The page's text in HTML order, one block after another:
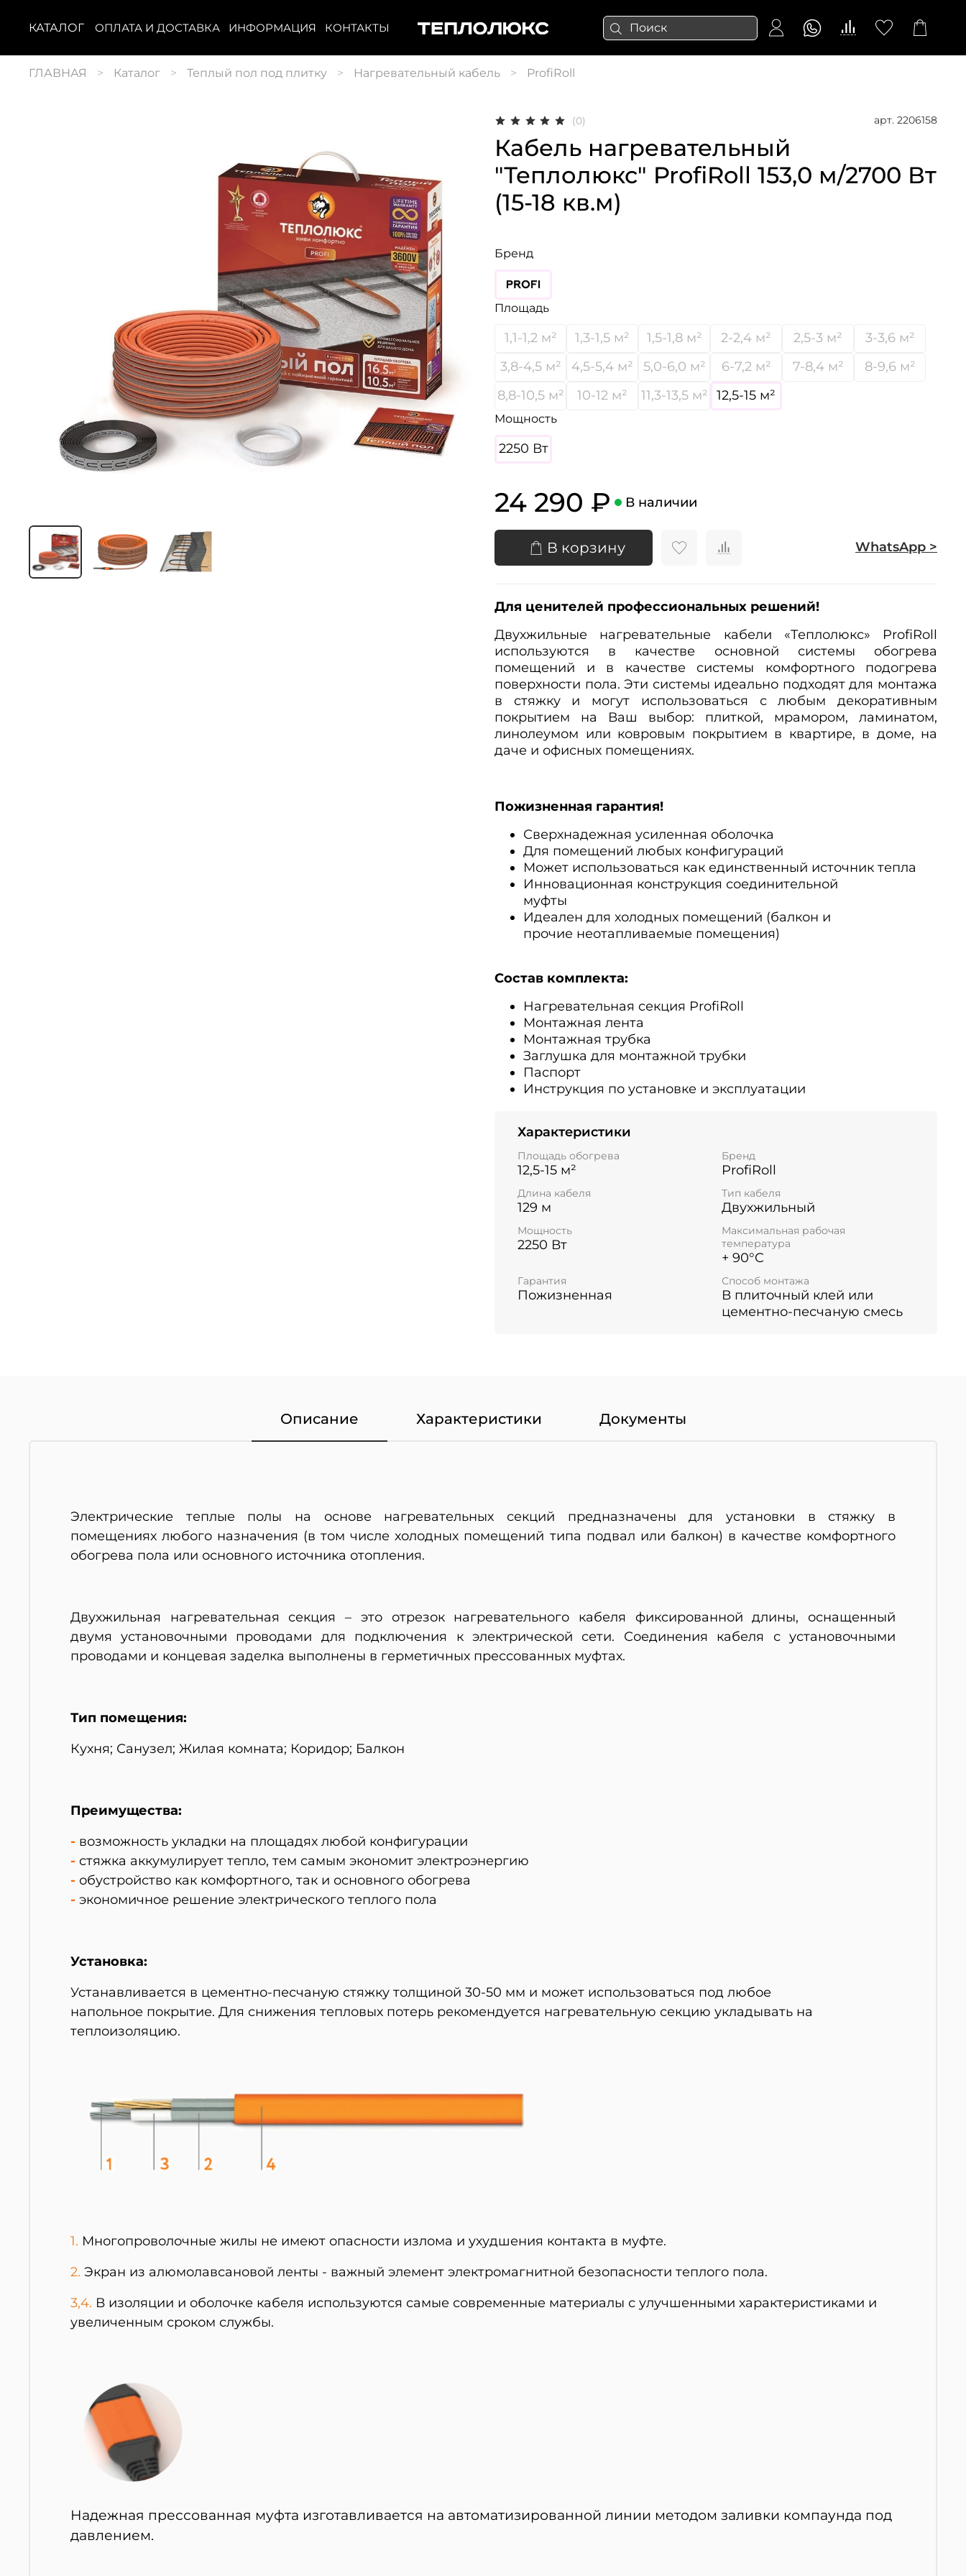
КАТАЛОГ ОПЛАТА И ДОСТАВКА ИНФОРМАЦИЯ КОНТАКТЫ
ГЛАВНАЯ Каталог Теплый пол под плитку Нагревательный кабель ProfiRoll
(0) арт. 2206158
Кабель нагревательный
"Теплолюкс" ProfiRoll 153,0 м/2700 Вт
(15-18 кв.м)
Бренд
Площадь
1,1-1,2 м² 1,3-1,5 м² 1,5-1,8 м² 2-2,4 м² 2,5-3 м²
3-3,6 м²
3,8-4,5 м²
4,5-5,4 м² 5,0-6,0 м² 6-7,2 м² 7-8,4 м²
8-9,6 м²
8,8-10,5 м²
10-12 м² 11,3-13,5 м² 12,5-15 м²
Мощность
2250 Вт
24 290 ₽ В наличии
В корзину WhatsApp >
Для ценителей профессиональных решений!
Двухжильные нагревательные кабели «Теплолюкс» ProfiRoll
используются в качестве основной системы обогрева
помещений и в качестве системы комфортного подогрева
поверхности пола. Эти системы идеально подходят для монтажа
в стяжку и могут использоваться с любым декоративным
покрытием на Ваш выбор: плиткой, мрамором, ламинатом,
линолеумом или ковровым покрытием в квартире, в доме, на
даче и офисных помещениях.
Пожизненная гарантия!
Сверхнадежная усиленная оболочка
Для помещений любых конфигураций
Может использоваться как единственный источник тепла
Инновационная конструкция соединительной
муфты
Идеален для холодных помещений (балкон и
прочие неотапливаемые помещения)
Состав комплекта:
Нагревательная секция ProfiRoll
Монтажная лента
Монтажная трубка
Заглушка для монтажной трубки
Паспорт
Инструкция по установке и эксплуатации
Характеристики
Площадь обогрева
12,5-15 м²
Бренд
ProfiRoll
Длина кабеля
129 м
Тип кабеля
Двухжильный
Мощность
2250 Вт
Максимальная рабочая
температура
+ 90°C
Гарантия
Пожизненная
Способ монтажа
В плиточный клей или
цементно-песчаную смесь
Описание Характеристики Документы
Электрические теплые полы на основе нагревательных секций предназначены для установки в стяжку в
помещениях любого назначения (в том числе холодных помещений типа подвал или балкон) в качестве комфортного
обогрева пола или основного источника отопления.
Двухжильная нагревательная секция – это отрезок нагревательного кабеля фиксированной длины, оснащенный
двумя установочными проводами для подключения к электрической сети. Соединения кабеля с установочными
проводами и концевая заделка выполнены в герметичных прессованных муфтах.
Тип помещения:
Кухня; Санузел; Жилая комната; Коридор; Балкон
Преимущества:
- возможность укладки на площадях любой конфигурации
- стяжка аккумулирует тепло, тем самым экономит электроэнергию
- обустройство как комфортного, так и основного обогрева
- экономичное решение электрического теплого пола
Установка:
Устанавливается в цементно-песчаную стяжку толщиной 30-50 мм и может использоваться под любое
напольное покрытие. Для снижения тепловых потерь рекомендуется нагревательную секцию укладывать на
теплоизоляцию.
1. Многопроволочные жилы не имеют опасности излома и ухудшения контакта в муфте.
2. Экран из алюмолавсановой ленты - важный элемент электромагнитной безопасности теплого пола.
3,4. В изоляции и оболочке кабеля используются самые современные материалы с улучшенными характеристиками и
увеличенным сроком службы.
Надежная прессованная муфта изготавливается на автоматизированной линии методом заливки компаунда под
давлением.